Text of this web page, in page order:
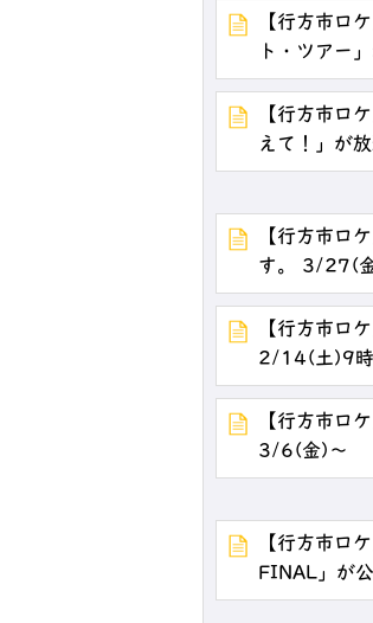
【行方市ロ
ト・ツアー
【行方市ロ
えて！」が
【行方市ロ
す。 3/27(
【行方市ロ
2/14(土)9時
【行方市ロ
3/6(金)～
【行方市ロ
FINAL」が